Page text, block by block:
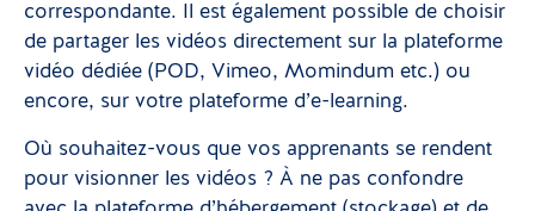
correspondante. Il est également possible de choisir
de partager les vidéos directement sur la plateforme
vidéo dédiée (POD, Vimeo, Momindum etc.) ou
encore, sur votre plateforme d’e-learning.
Où souhaitez-vous que vos apprenants se rendent
pour visionner les vidéos ? À ne pas confondre